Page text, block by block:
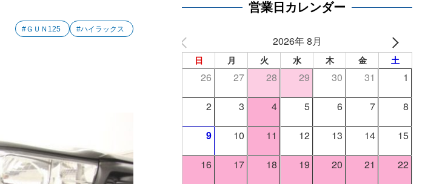
#ＧＵＮ125 #ハイラックス
営業日カレンダー
2026年 8月
日 月 火 水 木 金 土
26 27 28 29 30 31 1
2 3 4 5 6 7 8
9 10 11 12 13 14 15
16 17 18 19 20 21 22